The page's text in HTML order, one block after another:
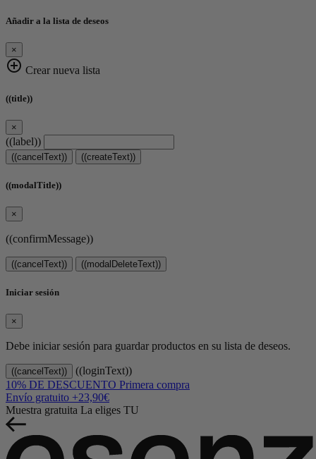
Añadir a la lista de deseos
×
add_circle_outline Crear nueva lista
((title))
×
((label))
((cancelText)) ((createText))
((modalTitle))
×
((confirmMessage))
((cancelText)) ((modalDeleteText))
Iniciar sesión
×
Debe iniciar sesión para guardar productos en su lista de deseos.
((cancelText))
((loginText))
10% DE DESCUENTO Primera compra
Envío gratuito +23,90€
Muestra gratuita La eliges TU